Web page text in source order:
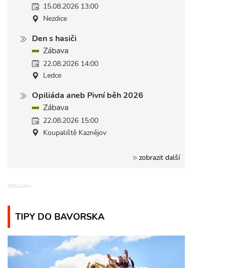
15.08.2026 13:00
Nezdice
Den s hasiči
Zábava
22.08.2026 14:00
Ledce
Opiliáda aneb Pivní běh 2026
Zábava
22.08.2026 15:00
Koupaliště Kaznějov
zobrazit další
TIPY DO BAVORSKA